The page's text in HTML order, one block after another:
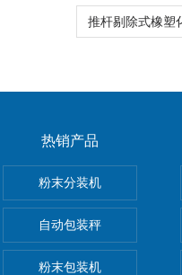
热销产品
粉末分装机
自动包装秤
粉末包装机